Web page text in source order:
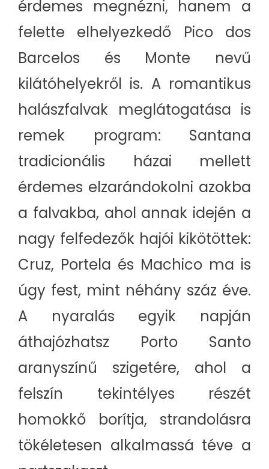
érdemes megnézni, hanem a
felette elhelyezkedő Pico dos
Barcelos és Monte nevű
kilátóhelyekről is. A romantikus
halászfalvak meglátogatása is
remek program: Santana
tradicionális házai mellett
érdemes elzarándokolni azokba
a falvakba, ahol annak idején a
nagy felfedezők hajói kikötöttek:
Cruz, Portela és Machico ma is
úgy fest, mint néhány száz éve.
A nyaralás egyik napján
áthajózhatsz Porto Santo
aranyszínű szigetére, ahol a
felszín tekintélyes részét
homokkő borítja, strandolásra
tökéletesen alkalmassá téve a